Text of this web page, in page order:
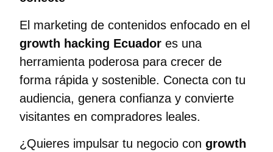
El marketing de contenidos enfocado en el
growth hacking Ecuador es una
herramienta poderosa para crecer de
forma rápida y sostenible. Conecta con tu
audiencia, genera confianza y convierte
visitantes en compradores leales.
¿Quieres impulsar tu negocio congrowth